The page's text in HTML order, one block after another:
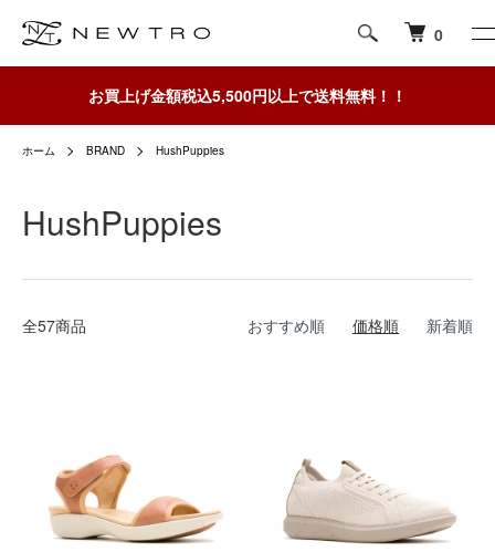
0
お買上げ金額税込5,500円以上で送料無料！！
ホーム BRAND HushPuppies
HushPuppies
全57商品 おすすめ順 価格順 新着順